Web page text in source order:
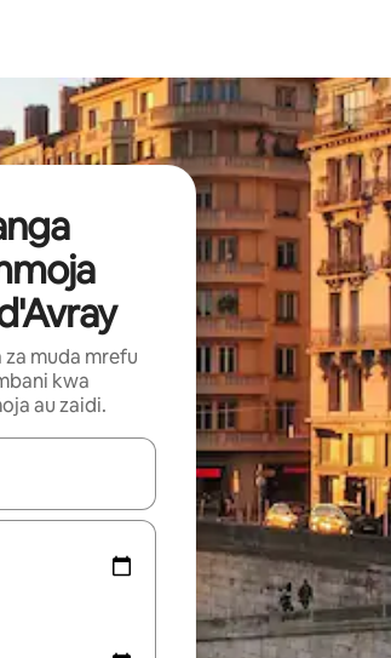
za muda mrefu
kwa
au zaidi.
kwa kutumia vitufe vya vishale vya juu na